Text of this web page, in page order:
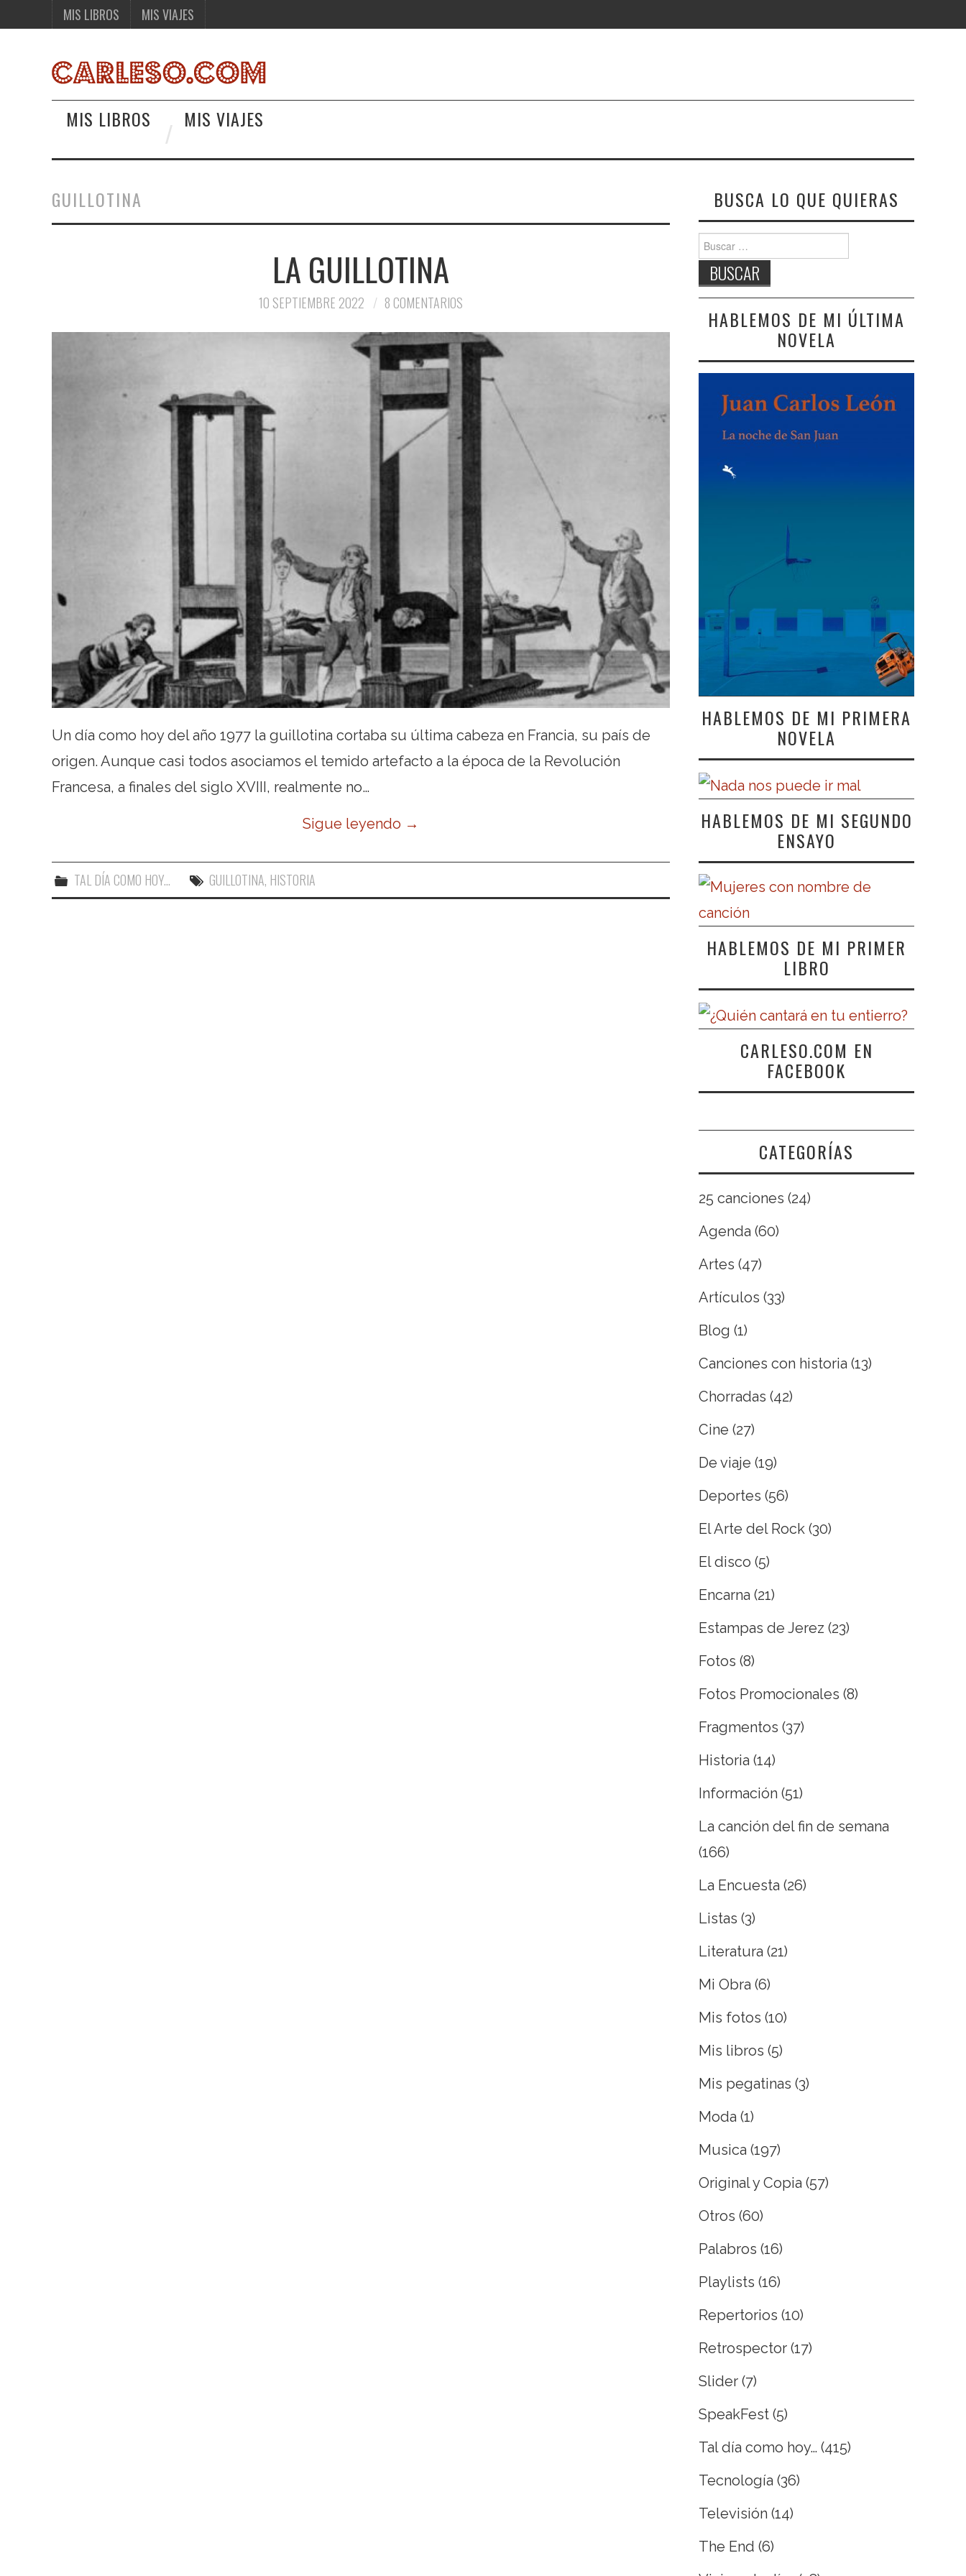
MIS LIBROS MIS VIAJES
MIS LIBROS MIS VIAJES
GUILLOTINA
LA GUILLOTINA
10 SEPTIEMBRE 2022 8 COMENTARIOS
Un día como hoy del año 1977 la guillotina cortaba su última cabeza en Francia, su país de
origen. Aunque casi todos asociamos el temido artefacto a la época de la Revolución
Francesa, a finales del siglo XVIII, realmente no…
Sigue leyendo →
TAL DÍA COMO HOY... GUILLOTINA, HISTORIA
BUSCA LO QUE QUIERAS
Buscar:
HABLEMOS DE MI ÚLTIMA
NOVELA
HABLEMOS DE MI PRIMERA
NOVELA
HABLEMOS DE MI SEGUNDO
ENSAYO
HABLEMOS DE MI PRIMER
LIBRO
CARLESO.COM EN
FACEBOOK
CATEGORÍAS
25 canciones (24)
Agenda (60)
Artes (47)
Artículos (33)
Blog (1)
Canciones con historia (13)
Chorradas (42)
Cine (27)
De viaje (19)
Deportes (56)
El Arte del Rock (30)
El disco (5)
Encarna (21)
Estampas de Jerez (23)
Fotos (8)
Fotos Promocionales (8)
Fragmentos (37)
Historia (14)
Información (51)
La canción del fin de semana
(166)
La Encuesta (26)
Listas (3)
Literatura (21)
Mi Obra (6)
Mis fotos (10)
Mis libros (5)
Mis pegatinas (3)
Moda (1)
Musica (197)
Original y Copia (57)
Otros (60)
Palabros (16)
Playlists (16)
Repertorios (10)
Retrospector (17)
Slider (7)
SpeakFest (5)
Tal día como hoy… (415)
Tecnología (36)
Televisión (14)
The End (6)